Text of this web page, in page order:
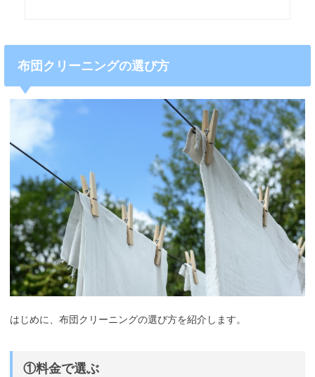
布団クリーニングの選び方
はじめに、布団クリーニングの選び方を紹介します。
①料金で選ぶ